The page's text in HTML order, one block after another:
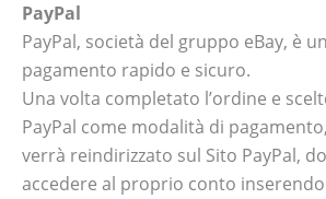
PayPal
PayPal, società del gruppo eBay, è
pagamento rapido e sicuro.
Una volta completato l’ordine e
PayPal come modalità di
verrà reindirizzato sul Sito PayPal,
accedere al proprio conto inserendo